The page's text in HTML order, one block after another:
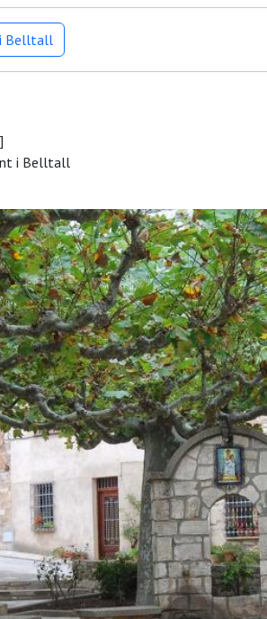
i Belltall
]
i Belltall